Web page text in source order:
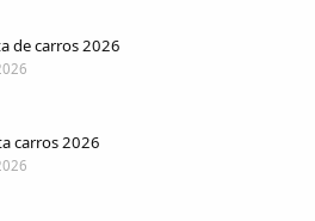
de carros 2026
Subasta carros 2026